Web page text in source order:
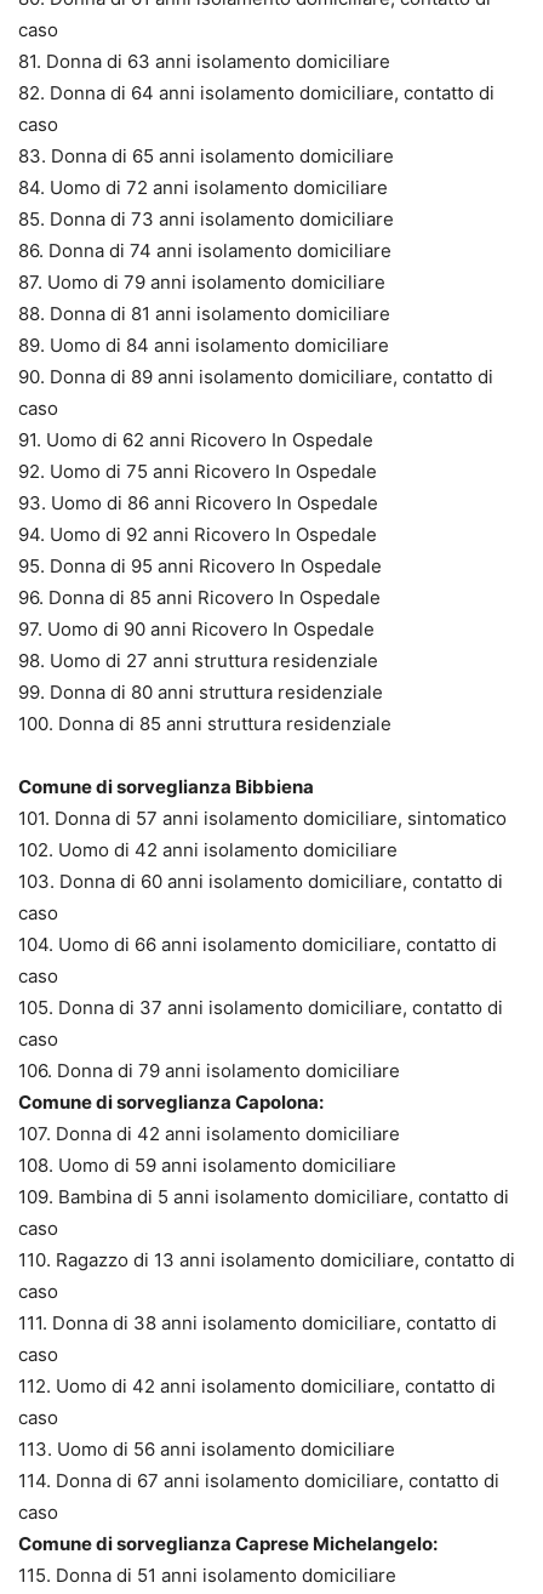
caso
81. Donna di 63 anni isolamento domiciliare
82. Donna di 64 anni isolamento domiciliare, contatto di
caso
83. Donna di 65 anni isolamento domiciliare
84. Uomo di 72 anni isolamento domiciliare
85. Donna di 73 anni isolamento domiciliare
86. Donna di 74 anni isolamento domiciliare
87. Uomo di 79 anni isolamento domiciliare
88. Donna di 81 anni isolamento domiciliare
89. Uomo di 84 anni isolamento domiciliare
90. Donna di 89 anni isolamento domiciliare, contatto di
caso
91. Uomo di 62 anni Ricovero In Ospedale
92. Uomo di 75 anni Ricovero In Ospedale
93. Uomo di 86 anni Ricovero In Ospedale
94. Uomo di 92 anni Ricovero In Ospedale
95. Donna di 95 anni Ricovero In Ospedale
96. Donna di 85 anni Ricovero In Ospedale
97. Uomo di 90 anni Ricovero In Ospedale
98. Uomo di 27 anni struttura residenziale
99. Donna di 80 anni struttura residenziale
100. Donna di 85 anni struttura residenziale
Comune di sorveglianza Bibbiena
101. Donna di 57 anni isolamento domiciliare, sintomatico
102. Uomo di 42 anni isolamento domiciliare
103. Donna di 60 anni isolamento domiciliare, contatto di
caso
104. Uomo di 66 anni isolamento domiciliare, contatto di
caso
105. Donna di 37 anni isolamento domiciliare, contatto di
caso
106. Donna di 79 anni isolamento domiciliare
Comune di sorveglianza Capolona:
107. Donna di 42 anni isolamento domiciliare
108. Uomo di 59 anni isolamento domiciliare
109. Bambina di 5 anni isolamento domiciliare, contatto di
caso
110. Ragazzo di 13 anni isolamento domiciliare, contatto di
caso
111. Donna di 38 anni isolamento domiciliare, contatto di
caso
112. Uomo di 42 anni isolamento domiciliare, contatto di
caso
113. Uomo di 56 anni isolamento domiciliare
114. Donna di 67 anni isolamento domiciliare, contatto di
caso
Comune di sorveglianza Caprese Michelangelo:
115. Donna di 51 anni isolamento domiciliare